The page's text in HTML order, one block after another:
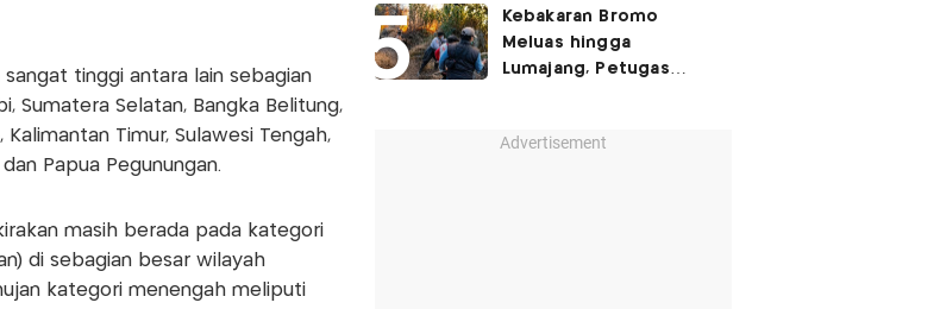
tinggi antara lain sebagian
Sumatera Selatan, Bangka Belitung,
Timur, Sulawesi Tengah,
Papua Pegunungan.
masih berada pada kategori
di sebagian besar wilayah
kategori menengah meliputi
Kebakaran Bromo
Meluas hingga
Lumajang, Petugas
Advertisement